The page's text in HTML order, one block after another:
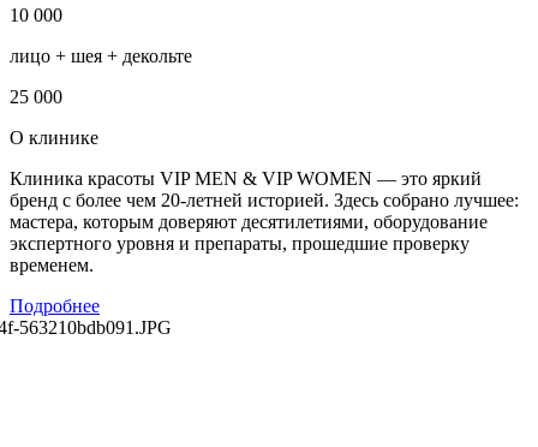
10 000
лицо + шея + декольте
25 000
О клинике
Клиника красоты VIP MEN & VIP WOMEN — это яркий
бренд с более чем 20-летней историей. Здесь собрано лучшее:
мастера, которым доверяют десятилетиями, оборудование
экспертного уровня и препараты, прошедшие проверку
временем.
Подробнее